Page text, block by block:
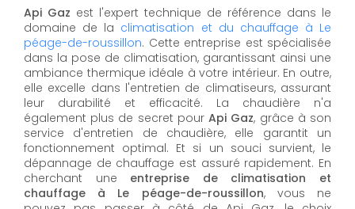
Api Gaz est l'expert technique de référence dans le
domaine de la climatisation et du chauffage à Le
péage-de-roussillon. Cette entreprise est spécialisée
dans la pose de climatisation, garantissant ainsi une
ambiance thermique idéale à votre intérieur. En outre,
elle excelle dans l'entretien de climatiseurs, assurant
leur durabilité et efficacité. La chaudière n'a
également plus de secret pourApi Gaz, grâce à son
service d'entretien de chaudière, elle garantit un
fonctionnement optimal. Et si un souci survient, le
dépannage de chauffage est assuré rapidement. En
cherchant une entreprise de climatisation et
chauffage à Le péage-de-roussillon, vous ne